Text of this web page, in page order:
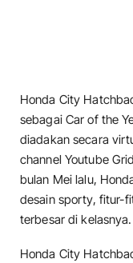
Honda City
sebagai Car of the
diadakan secara
channel Youtube
bulan Mei lalu,
desain sporty, fitur-
terbesar di kelasnya.
Honda City